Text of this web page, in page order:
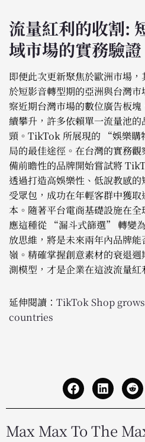
流量紅利的收割:
域市場的實務驗證
即便此次更新聚焦於歐洲市場
於短影音轉型期的亞洲與台灣
察近期台灣市場的數位廣告板
續攀升，許多依賴單一流量池
頸。TikTok 所展現的 “娛樂購
局的最佳途徑。在台灣的實務
備前瞻性的品牌開始嘗試將
透過打造高娛樂性、低說教感
受眾包，成功在年輕客群中獲
本。隨著平台電商基礎設施在
應這種從 “漏斗式篩選” 轉變
放思維，將是未來兩年內品牌
嶺。精確掌握創意素材的衰退
測模型，才是企業在這波流量紅
延伸閱讀： TikTok Shop
countries
Max Max To The